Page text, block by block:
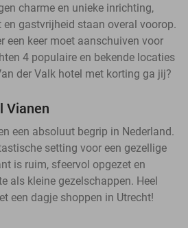
charme en unieke inrichting,
gastvrijheid staan overal voorop.
een keer moet aanschuiven voor
4 populaire en bekende locaties
der Valk hotel met korting ga jij?
Vianen
een absoluut begrip in Nederland.
setting voor een gezellige
is ruim, sfeervol opgezet en
als kleine gezelschappen. Heel
een dagje shoppen in Utrecht!